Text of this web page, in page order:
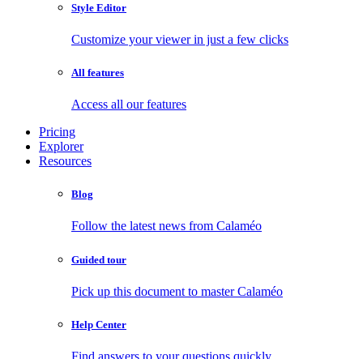
Style Editor
Customize your viewer in just a few clicks
All features
Access all our features
Pricing
Explorer
Resources
Blog
Follow the latest news from Calaméo
Guided tour
Pick up this document to master Calaméo
Help Center